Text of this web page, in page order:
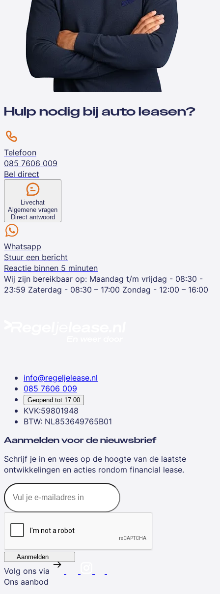
Hulp nodig bij auto leasen?
Telefoon
085 7606 009
Bel direct
Livechat
Algemene vragen
Direct antwoord
Whatsapp
Stuur een bericht
Reactie binnen 5 minuten
Wij zijn bereikbaar op: Maandag t/m vrijdag - 08:30 -
23:59 Zaterdag - 08:30 – 17:00 Zondag - 12:00 – 16:00
info@regeljelease.nl
085 7606 009
Geopend tot 17:00
KVK:59801948
BTW: NL853649765B01
Aanmelden voor de nieuwsbrief
Schrijf je in en wees op de hoogte van de laatste
ontwikkelingen en acties rondom financial lease.
Aanmelden
Volg ons via
Ons aanbod